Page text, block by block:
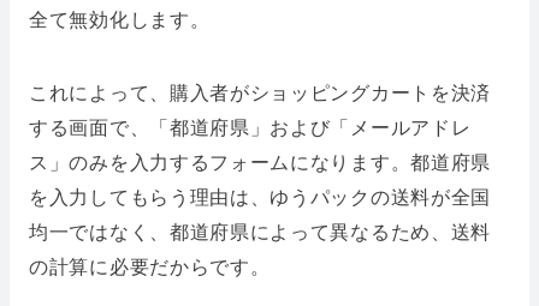
全て無効化します。
これによって、購入者がショッピングカートを決済
する画面で、「都道府県」および「メールアドレ
ス」のみを入力するフォームになります。都道府県
を入力してもらう理由は、ゆうパックの送料が全国
均一ではなく、都道府県によって異なるため、送料
の計算に必要だからです。